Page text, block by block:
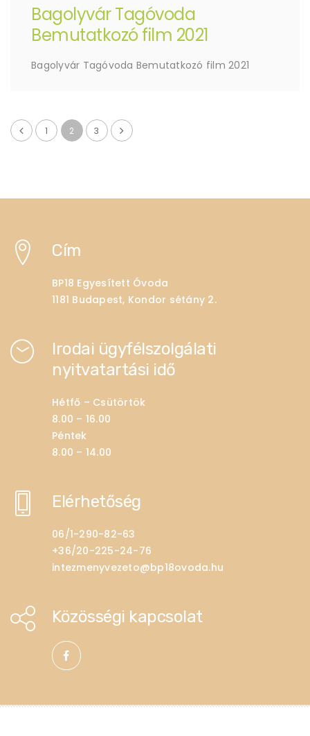
Bagolyvár Tagóvoda
Bemutatkozó film 2021
Bagolyvár Tagóvoda Bemutatkozó film 2021
1 2 3
Cím
BP18 Egyesített Óvoda
1181 Budapest, Kondor sétány 2.
Irodai ügyfélszolgálati
nyitvatartási idő
Hétfő – Csütörtök
8.00 – 16.00
Péntek
8.00 – 14.00
Elérhetőség
06/1-290-82-63
+36/20-225-24-76
intezmenyvezeto@bp18ovoda.hu
Közösségi kapcsolat